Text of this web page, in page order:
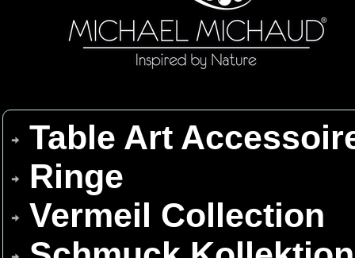
Table Art
Ringe
Vermeil Collection